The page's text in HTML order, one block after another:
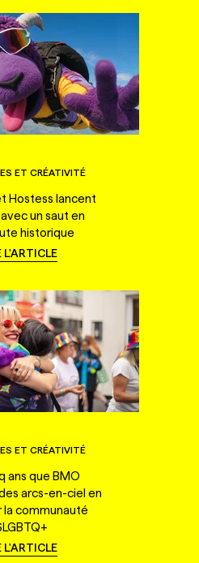
ET CRÉATIVITÉ
Hostess lancent
un saut en
historique
L'ARTICLE
ET CRÉATIVITÉ
ans que BMO
arcs-en-ciel en
la communauté
L'ARTICLE